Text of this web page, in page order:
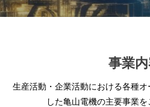
事業
生産活動・企業活動における各種
した亀山電機の主要事業を